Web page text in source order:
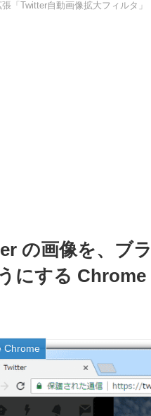
「Twitter自動画像拡大フィルタ」
の画像を、ブ
にする
Chrome